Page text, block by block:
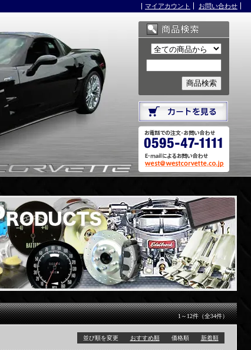
マイアカウント お問い合わせ
1～12件（全34件）
並び順を変更 おすすめ順 価格順 新着順